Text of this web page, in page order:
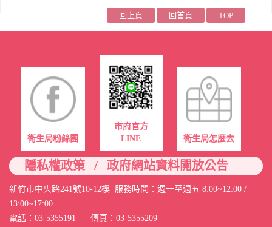
回上頁 回首頁 TOP
衛生局粉絲團
市府官方
LINE
衛生局怎麼去
隱私權政策 / 政府網站資料開放公告
新竹市中央路241號10-12樓 服務時間：週一至週五 8:00~12:00 /
13:00~17:00
電話：03-5355191 傳真：03-5355209